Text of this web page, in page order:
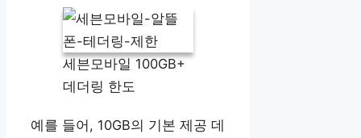
세븐모바일 100GB+
데더링 한도
예를 들어, 10GB의 기본 제공 데